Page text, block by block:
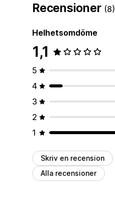
Recensioner (8)
Helhetsomdöme
1,1
5
4
3
2
1
Skriv en recension
Alla recensioner